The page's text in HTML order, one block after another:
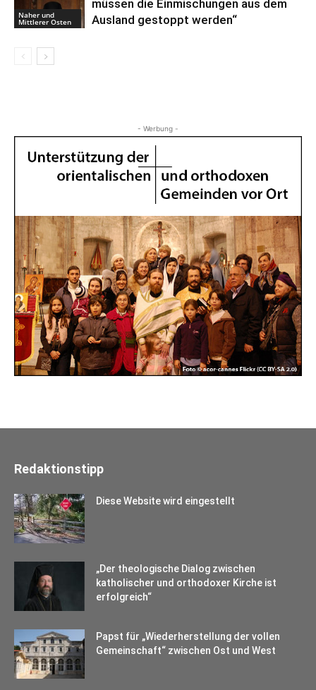
Naher und
Mittlerer Osten
müssen die Einmischungen aus dem
Ausland gestoppt werden“
- Werbung -
Redaktionstipp
Diese Website wird eingestellt
„Der theologische Dialog zwischen
katholischer und orthodoxer Kirche ist
erfolgreich“
Papst für „Wiederherstellung der vollen
Gemeinschaft“ zwischen Ost und West